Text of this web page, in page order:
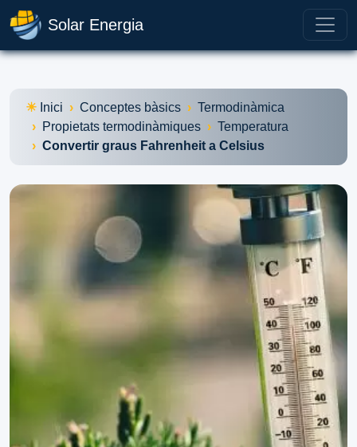
Solar Energia
Inici Conceptes bàsics
Termodinàmica
Propietats termodinàmiques
Temperatura
Convertir graus Fahrenheit a Celsius